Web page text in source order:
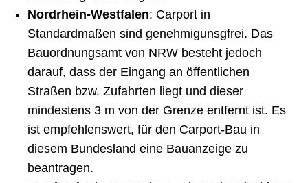
Nordrhein-Westfalen: Carport in
Standardmaßen sind genehmigunsgfrei. Das
Bauordnungsamt von NRW besteht jedoch
darauf, dass der Eingang an öffentlichen
Straßen bzw. Zufahrten liegt und dieser
mindestens 3 m von der Grenze entfernt ist. Es
ist empfehlenswert, für den Carport-Bau in
diesem Bundesland eine Bauanzeige zu
beantragen.